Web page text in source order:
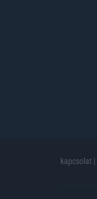
kapcsolat |